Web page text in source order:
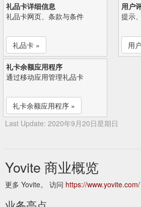
礼品卡详细信息
礼品卡网页、条款与条件
礼品卡 »
用户
提示
用
礼卡余额应用程序
通过移动应用管理礼品卡
礼卡余额应用程序 »
Last Update: 2020年9月20日星期日
Yovite 商业概览
更多 Yovite。 访问 https://www.yovite.com/